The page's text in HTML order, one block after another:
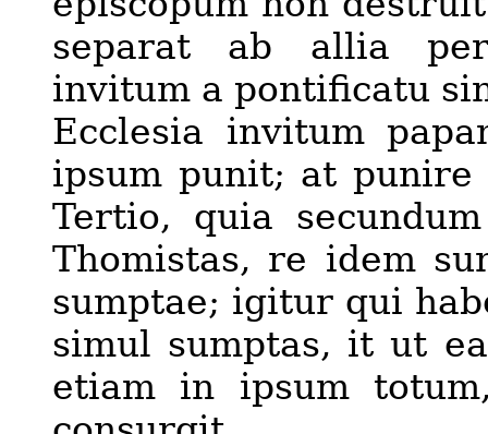
separat ab allia
invitum a pontificatu
Ecclesia invitum
ipsum punit; at
Tertio, quia
Thomistas, re idem
sumptae; igitur qui
simul sumptas, it ut
etiam in ipsum